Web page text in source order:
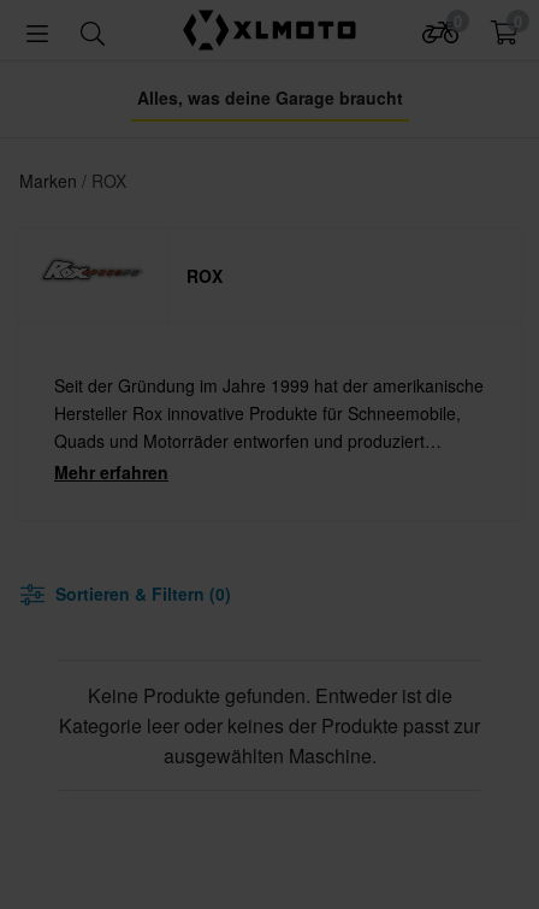
Alles, was deine Garage braucht
Marken ROX
ROX
Seit der Gründung im Jahre 1999 hat der amerikanische
Hersteller Rox innovative Produkte für Schneemobile,
Quads und Motorräder entworfen und produziert
Handschalen, Lenker, Lenkerpolster oder
Mehr erfahren
Sortieren & Filtern (0)
Keine Produkte gefunden. Entweder ist die
Kategorie leer oder keines der Produkte passt zur
ausgewählten Maschine.